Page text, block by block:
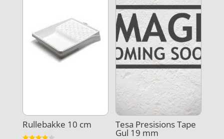
Rullebakke 10 cm Tesa Presisions Tape
Gul 19 mm